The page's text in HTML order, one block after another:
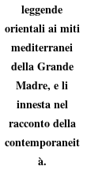
leggende
orientali ai miti
mediterranei
della Grande
Madre, e li
innesta nel
racconto della
contemporaneit
à.